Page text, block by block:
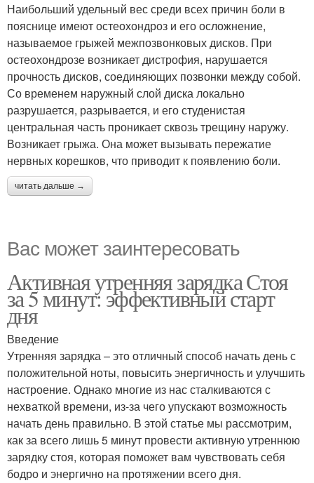
Наибольший удельный вес среди всех причин боли в
пояснице имеют остеохондроз и его осложнение,
называемое грыжей межпозвонковых дисков. При
остеохондрозе возникает дистрофия, нарушается
прочность дисков, соединяющих позвонки между собой.
Со временем наружный слой диска локально
разрушается, разрывается, и его студенистая
центральная часть проникает сквозь трещину наружу.
Возникает грыжа. Она может вызывать пережатие
нервных корешков, что приводит к появлению боли.
читать дальше →
Вас может заинтересовать
Активная утренняя зарядка Стоя
за 5 минут: эффективный старт
дня
Введение
Утренняя зарядка – это отличный способ начать день с
положительной ноты, повысить энергичность и улучшить
настроение. Однако многие из нас сталкиваются с
нехваткой времени, из-за чего упускают возможность
начать день правильно. В этой статье мы рассмотрим,
как за всего лишь 5 минут провести активную утреннюю
зарядку стоя, которая поможет вам чувствовать себя
бодро и энергично на протяжении всего дня.